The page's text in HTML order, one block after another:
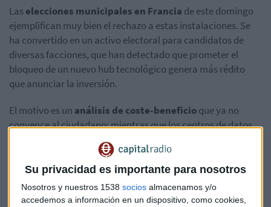
Su privacidad es importante para nosotros
Nosotros y nuestros 1538 socios almacenamos y/o
accedemos a información en un dispositivo, como cookies,
Laselecciones municipales en Francia de este domingo
ejemplifican muy bien el rechazo a estas instalaciones. Se
ha convertido en un activo electoral para candidatos de
diversas facciones, que han detectado que prometer el
bloqueo de un nuevo hub tecnológico genera más rédito
que anunciar la inversión.
El motivo es un análisis de coste-beneficioque ya no
convence al ciudadano: mientras que los centros de datos
apenas generan empleo directo una vez construidos, su
impacto en la red eléctrica y el consumo de agua es masivo.
En un contexto de inflación energética y estrés hídrico, la
"soberanía digital" empieza a chocar frontalmente con la
seguridad de suministro local .